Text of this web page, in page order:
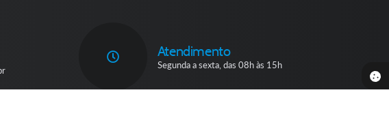
Atendimento
Segunda a sexta, das 08h às 15h